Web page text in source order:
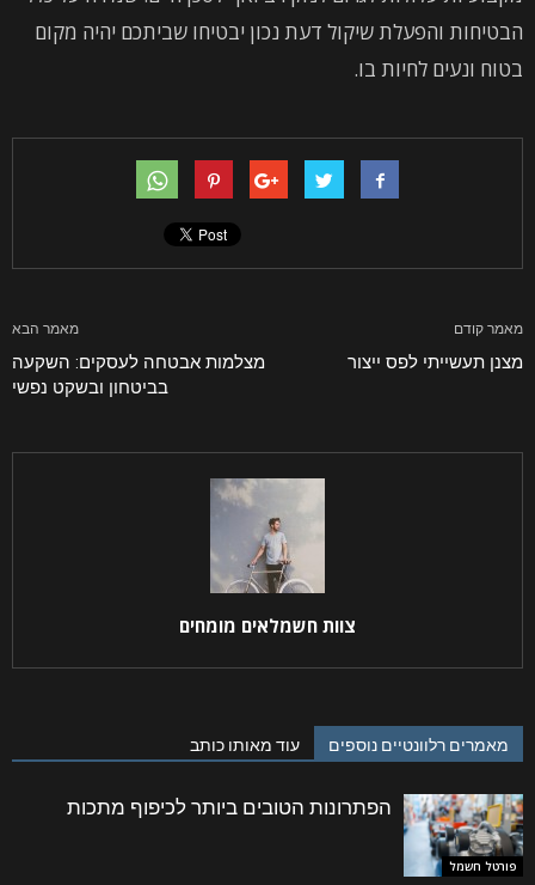
הבטיחות והפעלת שיקול דעת נכון יבטיחו שביתכם יהיה מקום
בטוח ונעים לחיות בו.
מאמר קודם
מצנן תעשייתי לפס ייצור
מאמר הבא
מצלמות אבטחה לעסקים: השקעה
בביטחון ובשקט נפשי
צוות חשמלאים מומחים
מאמרים רלוונטיים נוספים עוד מאותו כותב
פורטל חשמל
הפתרונות הטובים ביותר לכיפוף מתכות